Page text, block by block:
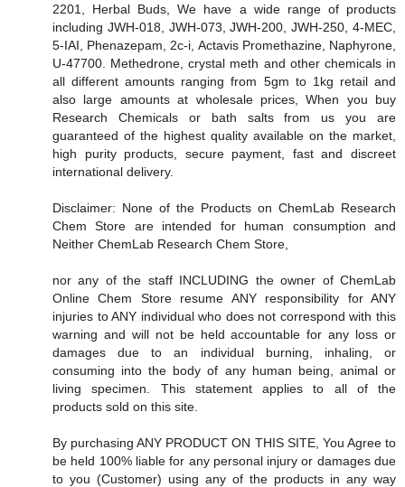
2201, Herbal Buds, We have a wide range of products
including JWH-018, JWH-073, JWH-200, JWH-250, 4-MEC,
5-IAI, Phenazepam, 2c-i, Actavis Promethazine, Naphyrone,
U-47700. Methedrone, crystal meth and other chemicals in
all different amounts ranging from 5gm to 1kg retail and
also large amounts at wholesale prices, When you buy
Research Chemicals or bath salts from us you are
guaranteed of the highest quality available on the market,
high purity products, secure payment, fast and discreet
international delivery.
Disclaimer: None of the Products on ChemLab Research
Chem Store are intended for human consumption and
Neither ChemLab Research Chem Store,
nor any of the staff INCLUDING the owner of ChemLab
Online Chem Store resume ANY responsibility for ANY
injuries to ANY individual who does not correspond with this
warning and will not be held accountable for any loss or
damages due to an individual burning, inhaling, or
consuming into the body of any human being, animal or
living specimen. This statement applies to all of the
products sold on this site.
By purchasing ANY PRODUCT ON THIS SITE, You Agree to
be held 100% liable for any personal injury or damages due
to you (Customer) using any of the products in any way